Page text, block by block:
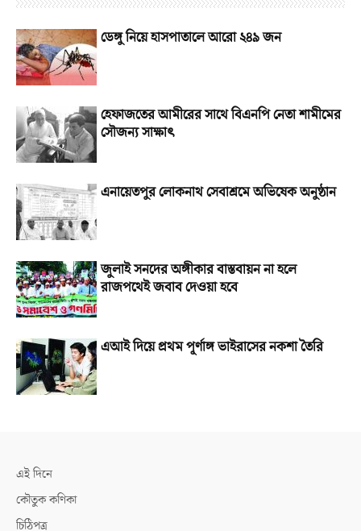
ডেঙ্গু নিয়ে হাসপাতালে আরো ২৪৯ জন
হেফাজতের আমীরের সাথে বিএনপি নেতা শামীমের
সৌজন্য সাক্ষাৎ
এনায়েতপুর লোকনাথ সেবাশ্রমে অভিষেক অনুষ্ঠান
জুলাই সনদের অঙ্গীকার বাস্তবায়ন না হলে
রাজপথেই জবাব দেওয়া হবে
এআই দিয়ে প্রথম পূর্ণাঙ্গ ভাইরাসের নকশা তৈরি
এই দিনে
কৌতুক কণিকা
চিঠিপত্র